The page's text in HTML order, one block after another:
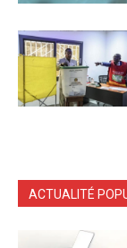
ACTUALITÉ